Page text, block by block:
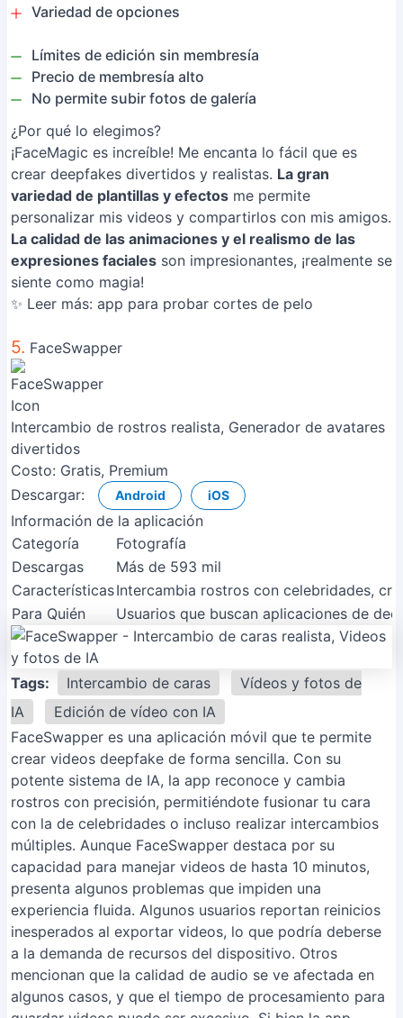
Variedad de opciones
Límites de edición sin membresía
Precio de membresía alto
No permite subir fotos de galería
¿Por qué lo elegimos?
¡FaceMagic es increíble! Me encanta lo fácil que es
crear deepfakes divertidos y realistas. La gran
variedad de plantillas y efectos me permite
personalizar mis videos y compartirlos con mis amigos.
La calidad de las animaciones y el realismo de las
expresiones faciales son impresionantes, ¡realmente se
siente como magia!
✨ Leer más: app para probar cortes de pelo
5. FaceSwapper
Intercambio de rostros realista, Generador de avatares
divertidos
Costo: Gratis, Premium
Descargar:
Android iOS
Información de la aplicación
Categoría
Fotografía
Descargas
Más de 593 mil
CaracterísticasIntercambia rostros con celebridades,
Para Quién
Usuarios que buscan aplicaciones de
Tags: Intercambio de caras
Vídeos y fotos de
IA
Edición de vídeo con IA
FaceSwapper es una aplicación móvil que te permite
crear videos deepfake de forma sencilla. Con su
potente sistema de IA, la app reconoce y cambia
rostros con precisión, permitiéndote fusionar tu cara
con la de celebridades o incluso realizar intercambios
múltiples. Aunque FaceSwapper destaca por su
capacidad para manejar videos de hasta 10 minutos,
presenta algunos problemas que impiden una
experiencia fluida. Algunos usuarios reportan reinicios
inesperados al exportar videos, lo que podría deberse
a la demanda de recursos del dispositivo. Otros
mencionan que la calidad de audio se ve afectada en
algunos casos, y que el tiempo de procesamiento para